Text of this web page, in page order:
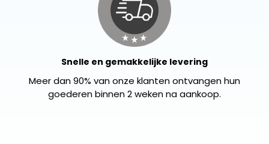
Snelle en gemakkelijke levering
Meer dan 90% van onze klanten ontvangen hun
goederen binnen 2 weken na aankoop.